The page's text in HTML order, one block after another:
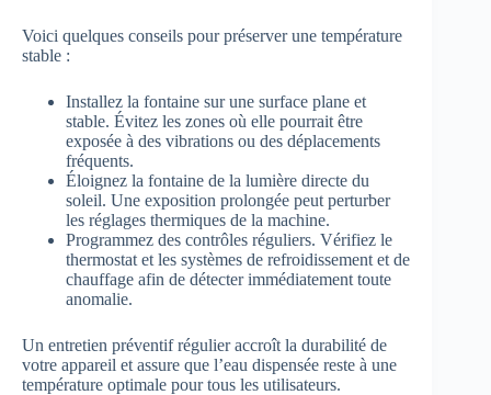
Voici quelques conseils pour préserver une température
stable :
Installez la fontaine sur une surface plane et
stable. Évitez les zones où elle pourrait être
exposée à des vibrations ou des déplacements
fréquents.
Éloignez la fontaine de la lumière directe du
soleil. Une exposition prolongée peut perturber
les réglages thermiques de la machine.
Programmez des contrôles réguliers. Vérifiez le
thermostat et les systèmes de refroidissement et de
chauffage afin de détecter immédiatement toute
anomalie.
Un entretien préventif régulier accroît la durabilité de
votre appareil et assure que l’eau dispensée reste à une
température optimale pour tous les utilisateurs.